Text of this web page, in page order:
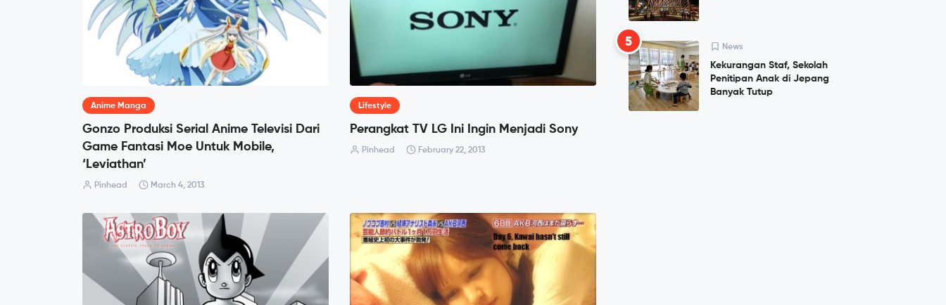
Anime Manga
Gonzo Produksi Serial Anime Televisi Dari
Game Fantasi Moe Untuk Mobile,
‘Leviathan’
Pinhead March 4, 2013
Lifestyle
Perangkat TV LG Ini Ingin Menjadi Sony
Pinhead February 22, 2013
5 News
Kekurangan Staf, Sekolah
Penitipan Anak di Jepang
Banyak Tutup